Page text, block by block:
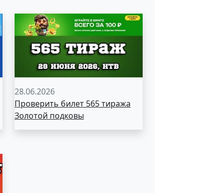
28.06.2026
Проверить билет 565 тиража
Золотой подковы